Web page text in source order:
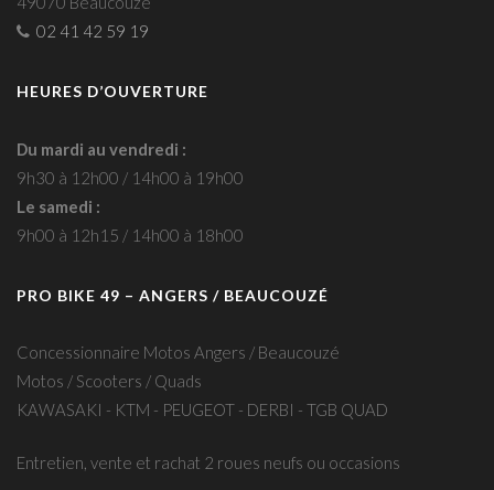
02 41 42 59 19
HEURES D’OUVERTURE
Du mardi au vendredi :
9h30 à 12h00 / 14h00 à 19h00
Le samedi :
9h00 à 12h15 / 14h00 à 18h00
PRO BIKE 49 – ANGERS / BEAUCOUZÉ
Concessionnaire Motos Angers / Beaucouzé
Motos / Scooters / Quads
KAWASAKI - KTM - PEUGEOT - DERBI - TGB QUAD
Entretien, vente et rachat 2 roues neufs ou occasions